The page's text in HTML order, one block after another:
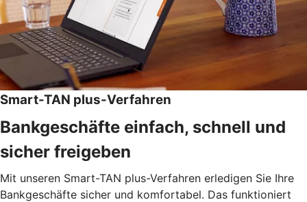
Smart-TAN plus-Verfahren
Bankgeschäfte einfach, schnell und
sicher freigeben
Mit unseren Smart-TAN plus-Verfahren erledigen Sie Ihre
Bankgeschäfte sicher und komfortabel. Das funktioniert